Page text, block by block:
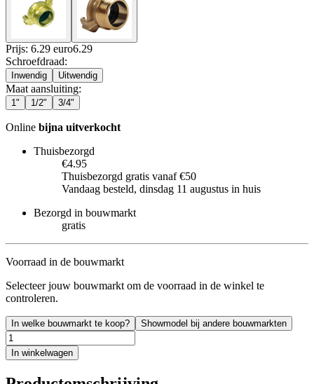
Prijs: 6.29 euro6.29
Schroefdraad:
Inwendig Uitwendig
Maat aansluiting:
1" 1/2" 3/4"
Online bijna uitverkocht
Thuisbezorgd
€4.95
Thuisbezorgd gratis vanaf €50
Vandaag besteld, dinsdag 11 augustus in huis
Bezorgd in bouwmarkt
gratis
Voorraad in de bouwmarkt
Selecteer jouw bouwmarkt om de voorraad in de winkel te
controleren.
In welke bouwmarkt te koop? Showmodel bij andere bouwmarkten
In winkelwagen